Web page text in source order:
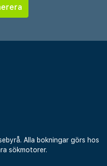
Alla bokningar görs hos
sökmotorer.